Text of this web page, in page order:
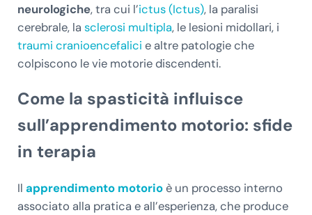
neurologiche, tra cui l’ictus (Ictus), la paralisi
cerebrale, la sclerosi multipla, le lesioni midollari, i
traumi cranioencefalici e altre patologie che
colpiscono le vie motorie discendenti.
Come la spasticità influisce
sull’apprendimento motorio: sfide
in terapia
Il apprendimento motorioè un processo interno
associato alla pratica e all’esperienza, che produce